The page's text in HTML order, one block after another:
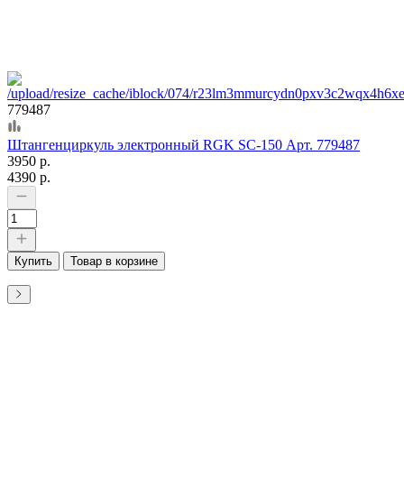
779487
Штангенциркуль электронный RGK SC-150 Арт. 779487
3950 р.
4390 р.
Купить Товар в корзине